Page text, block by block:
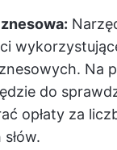
Na
do
opłaty za